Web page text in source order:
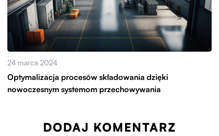
24 marca 2024
Optymalizacja procesów składowania dzięki
nowoczesnym systemom przechowywania
DODAJ KOMENTARZ